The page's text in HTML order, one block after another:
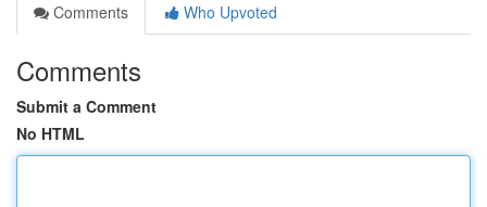
Comments
Who Upvoted
Comments
Submit a Comment
No HTML